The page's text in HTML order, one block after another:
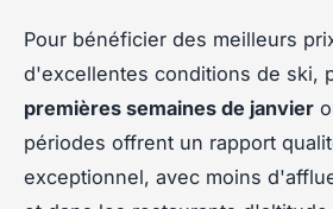
Pour bénéficier des meilleurs
d'excellentes conditions de ski,
premières semaines de janvier
périodes offrent un rapport
exceptionnel, avec moins